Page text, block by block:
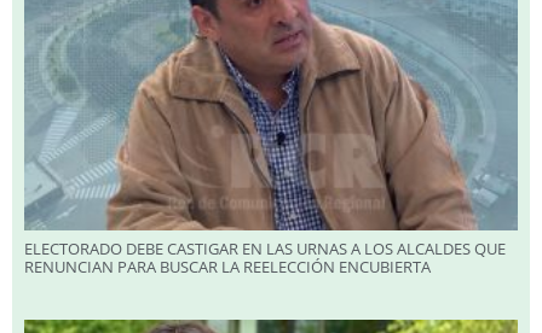
ELECTORADO DEBE CASTIGAR EN LAS URNAS A LOS ALCALDES QUE
RENUNCIAN PARA BUSCAR LA REELECCIÓN ENCUBIERTA